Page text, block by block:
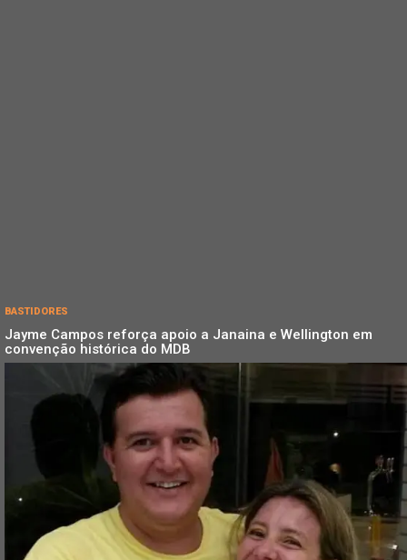
BASTIDORES
Jayme Campos reforça apoio a Janaina e Wellington em
convenção histórica do MDB